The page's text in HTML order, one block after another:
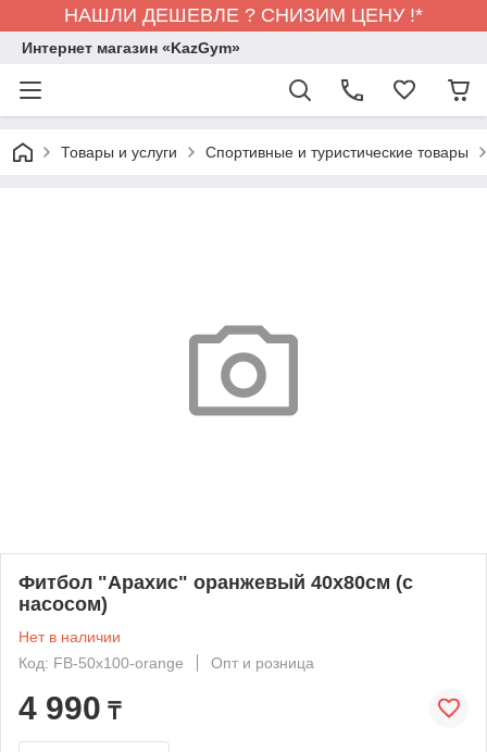
НАШЛИ ДЕШЕВЛЕ ? СНИЗИМ ЦЕНУ !*
Интернет магазин «KazGym»
Товары и услуги Спортивные и туристические товары
Фитбол "Арахис" оранжевый 40х80см (с
насосом)
Нет в наличии
Код: FB-50х100-orange
Опт и розница
4 990 ₸